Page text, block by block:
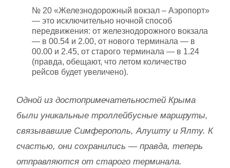
№ 20 «Железнодорожный вокзал – Аэропорт»
— это исключительно ночной способ
передвижения: от железнодорожного вокзала
— в 00.54 и 2.00, от нового терминала — в
00.00 и 2.45, от старого терминала — в 1.24
(правда, обещают, что летом количество
рейсов будет увеличено).
Одной из достопримечательностей Крыма
были уникальные троллейбусные маршруты,
связывавшие Симферополь, Алушту и Ялту. К
счастью, они сохранились — правда, теперь
отправляются от старого терминала.